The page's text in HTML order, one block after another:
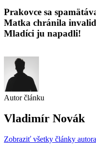
Prakovce sa
Matka chránila
Mladíci ju napadli!
Autor článku
Vladimír Novák
Zobraziť všetky články autora